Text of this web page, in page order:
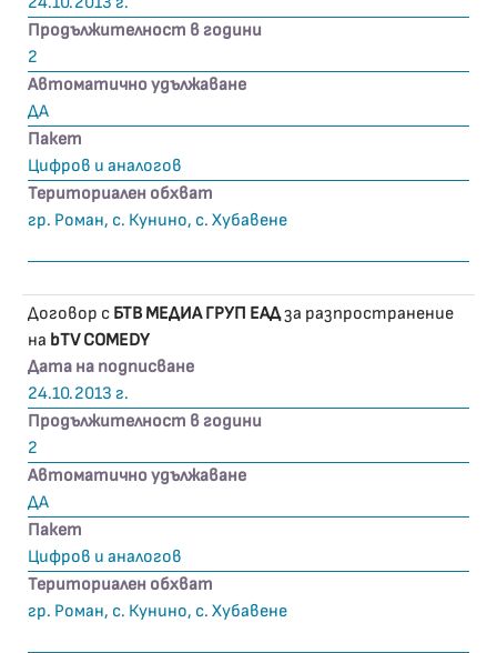
Продължителност в години
2
Автоматично удължаване
ДА
Пакет
Цифров и аналогов
Териториален обхват
гр. Роман, с. Кунино, с. Хубавене
Договор с БТВ МЕДИА ГРУП ЕАДза разпространение
на bTV COMEDY
Дата на подписване
24.10.2013 г.
Продължителност в години
2
Автоматично удължаване
ДА
Пакет
Цифров и аналогов
Териториален обхват
гр. Роман, с. Кунино, с. Хубавене